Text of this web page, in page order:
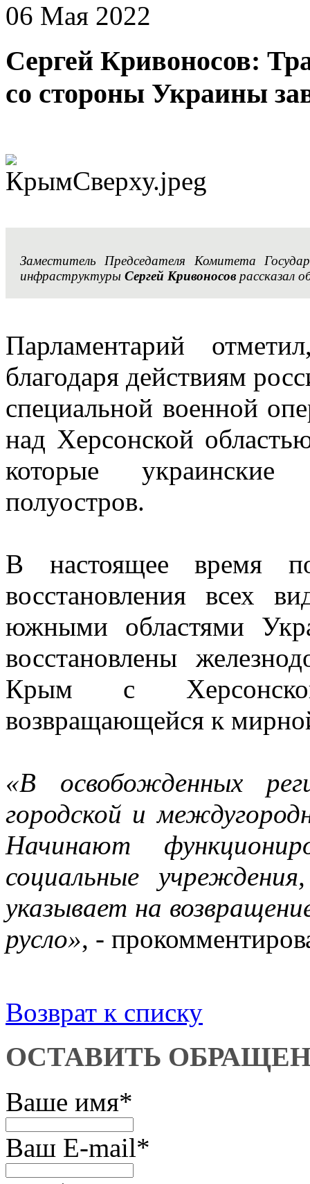
06 Мая 2022
Сергей Кривоносов:
со стороны Украины
Заместитель Председателя Комитета
инфраструктуры Сергей Кривоносов рассказал
Парламентарий
благодаря действиям
специальной военной
над Херсонской
которые украинские
полуостров.
В настоящее время
восстановления всех
южными областями
восстановлены
Крым с
возвращающейся к
«В освобожденных
городской и
Начинают
социальные
указывает на
русло», -
Возврат к списку
ОСТАВИТЬ
Ваше имя*
Ваш E-mail*